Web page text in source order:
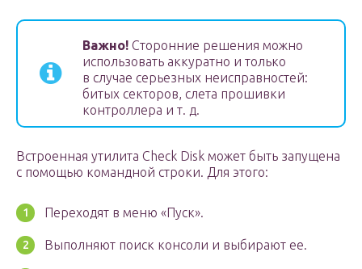
Важно! Сторонние решения можно
использовать аккуратно и только
в случае серьезных неисправностей:
битых секторов, слета прошивки
контроллера и т. д.
Встроенная утилита Check Disk может быть запущена
с помощью командной строки. Для этого:
Переходят в меню «Пуск».
Выполняют поиск консоли и выбирают ее.